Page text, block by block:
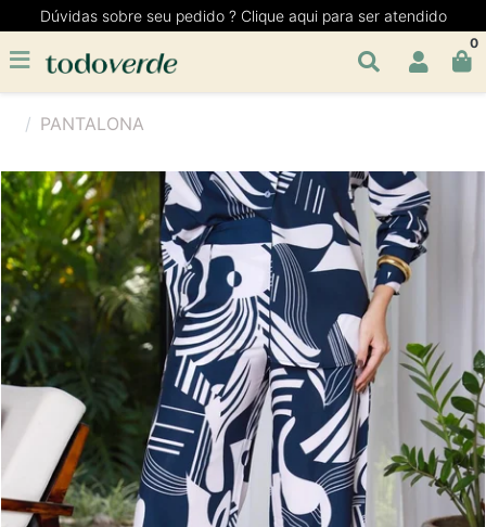
Dúvidas sobre seu pedido ? Clique aqui para ser atendido
0
PANTALONA